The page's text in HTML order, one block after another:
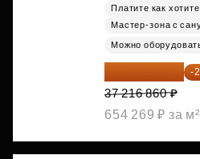
Платите как хотите
Мастер-зона с
Можно
28 656 982 ₽ -
37 216 860 ₽
654 269 ₽ за м²